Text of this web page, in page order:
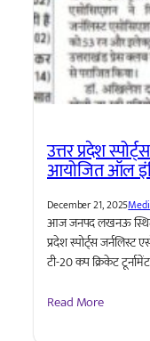
उत्तर प्रदेश
आयोजित ऑल
December 21, 2025
आज जनपद लखनऊ स्थित
प्रदेश स्पोर्ट्स जर्नलिस्ट
टी-20 कप क्रिकेट
Read More